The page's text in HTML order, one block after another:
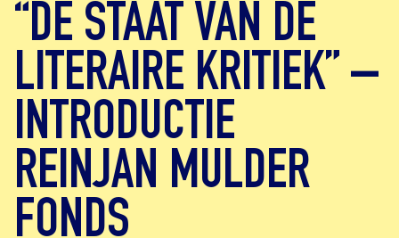
“DE STAAT VAN DE
LITERAIRE KRITIEK” –
INTRODUCTIE
REINJAN MULDER
FONDS